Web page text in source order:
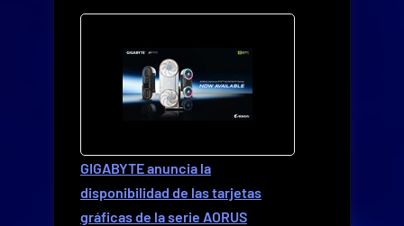
GIGABYTE anuncia la
disponibilidad de las tarjetas
gráficas de la serie AORUS